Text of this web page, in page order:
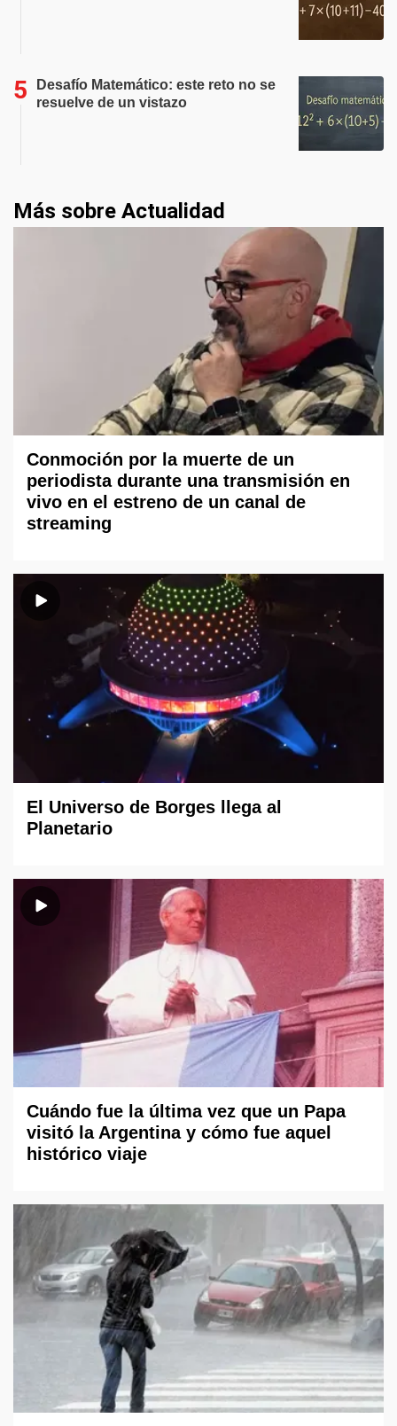
Desafío Matemático: este reto no se
resuelve de un vistazo
Más sobre Actualidad
Conmoción por la muerte de un
periodista durante una transmisión en
vivo en el estreno de un canal de
streaming
El Universo de Borges llega al
Planetario
Cuándo fue la última vez que un Papa
visitó la Argentina y cómo fue aquel
histórico viaje